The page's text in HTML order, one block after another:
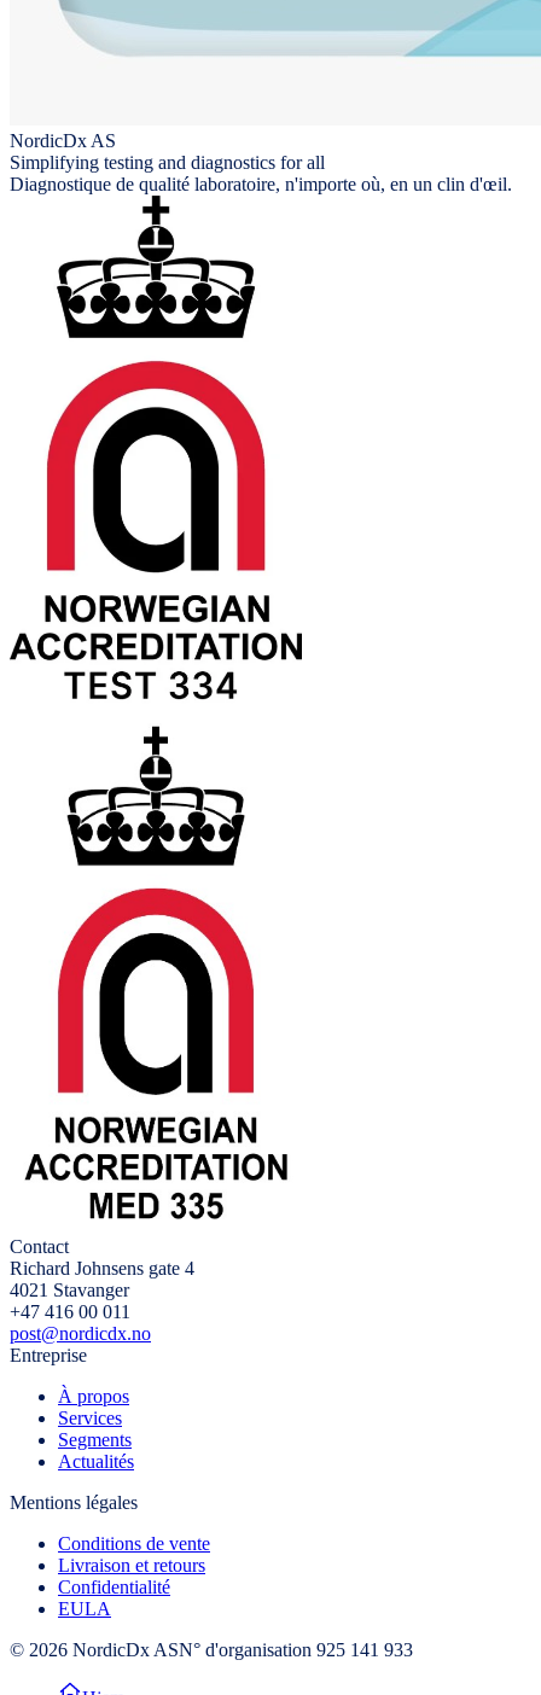
NordicDx AS
Simplifying testing and diagnostics for all
Diagnostique de qualité laboratoire, n'importe où, en un clin d'œil.
Contact
Richard Johnsens gate 4
4021 Stavanger
+47 416 00 011
post@nordicdx.no
Entreprise
À propos
Services
Segments
Actualités
Mentions légales
Conditions de vente
Livraison et retours
Confidentialité
EULA
© 2026 NordicDx ASN° d'organisation 925 141 933